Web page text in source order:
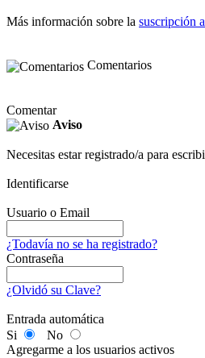
Más información sobre la suscripción
Comentarios
Comentar
Aviso
Necesitas estar registrado/a para
Identificarse
Usuario o Email
¿Todavía no se ha registrado?
Contraseña
¿Olvidó su Clave?
Entrada automática
Si
No
Agregarme a los usuarios activos